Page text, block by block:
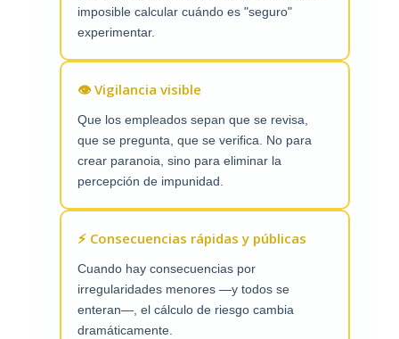
imposible calcular cuándo es "seguro"
experimentar.
👁️ Vigilancia visible
Que los empleados sepan que se revisa,
que se pregunta, que se verifica. No para
crear paranoia, sino para eliminar la
percepción de impunidad.
⚡ Consecuencias rápidas y públicas
Cuando hay consecuencias por
irregularidades menores —y todos se
enteran—, el cálculo de riesgo cambia
dramáticamente.